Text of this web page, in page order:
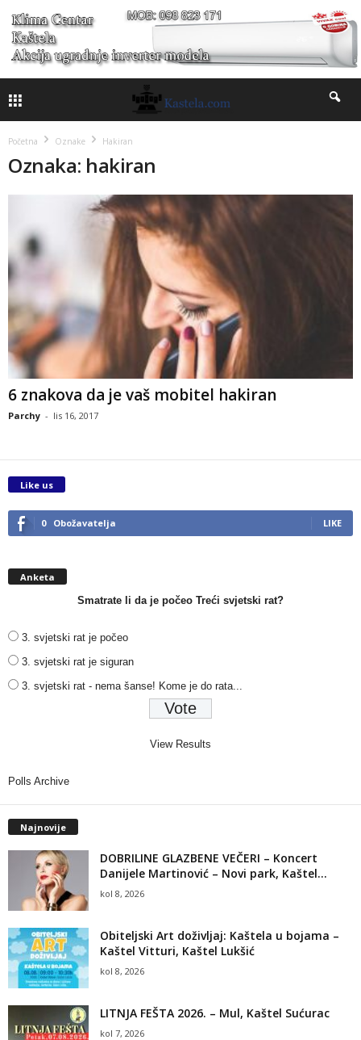
Početna Oznake Hakiran
Oznaka: hakiran
6 znakova da je vaš mobitel hakiran
Parchy - lis 16, 2017
Like us
0 Obožavatelja LIKE
Anketa
Smatrate li da je počeo Treći svjetski rat?
3. svjetski rat je počeo
3. svjetski rat je siguran
3. svjetski rat - nema šanse! Kome je do rata...
View Results
Polls Archive
Najnovije
DOBRILINE GLAZBENE VEČERI – Koncert
Danijele Martinović – Novi park, Kaštel...
kol 8, 2026
Obiteljski Art doživljaj: Kaštela u bojama –
Kaštel Vitturi, Kaštel Lukšić
kol 8, 2026
LITNJA FEŠTA 2026. – Mul, Kaštel Sućurac
kol 7, 2026